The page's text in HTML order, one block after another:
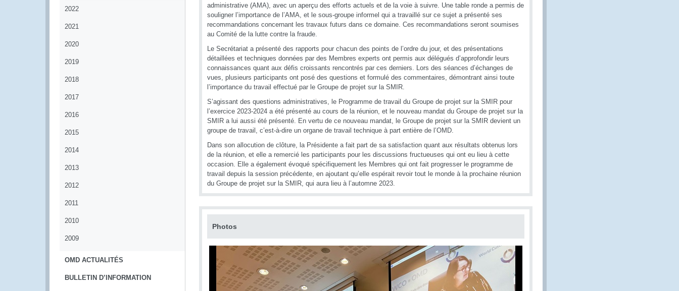
2022
2021
2020
2019
2018
2017
2016
2015
2014
2013
2012
2011
2010
2009
OMD ACTUALITÉS
BULLETIN D’INFORMATION
administrative (AMA), avec un aperçu des efforts actuels et de la voie à suivre. Une table ronde a permis de
souligner l’importance de l’AMA, et le sous-groupe informel qui a travaillé sur ce sujet a présenté ses
recommandations concernant les travaux futurs dans ce domaine. Ces recommandations seront soumises
au Comité de la lutte contre la fraude.
Le Secrétariat a présenté des rapports pour chacun des points de l’ordre du jour, et des présentations
détaillées et techniques données par des Membres experts ont permis aux délégués d’approfondir leurs
connaissances quant aux défis croissants rencontrés par ces derniers. Lors des séances d’échanges de
vues, plusieurs participants ont posé des questions et formulé des commentaires, démontrant ainsi toute
l’importance du travail effectué par le Groupe de projet sur la SMIR.
S’agissant des questions administratives, le Programme de travail du Groupe de projet sur la SMIR pour
l’exercice 2023-2024 a été présenté au cours de la réunion, et le nouveau mandat du Groupe de projet sur la
SMIR a lui aussi été présenté. En vertu de ce nouveau mandat, le Groupe de projet sur la SMIR devient un
groupe de travail, c’est-à-dire un organe de travail technique à part entière de l’OMD.
Dans son allocution de clôture, la Présidente a fait part de sa satisfaction quant aux résultats obtenus lors
de la réunion, et elle a remercié les participants pour les discussions fructueuses qui ont eu lieu à cette
occasion. Elle a également évoqué spécifiquement les Membres qui ont fait progresser le programme de
travail depuis la session précédente, en ajoutant qu’elle espérait revoir tout le monde à la prochaine réunion
du Groupe de projet sur la SMIR, qui aura lieu à l’automne 2023.
Photos